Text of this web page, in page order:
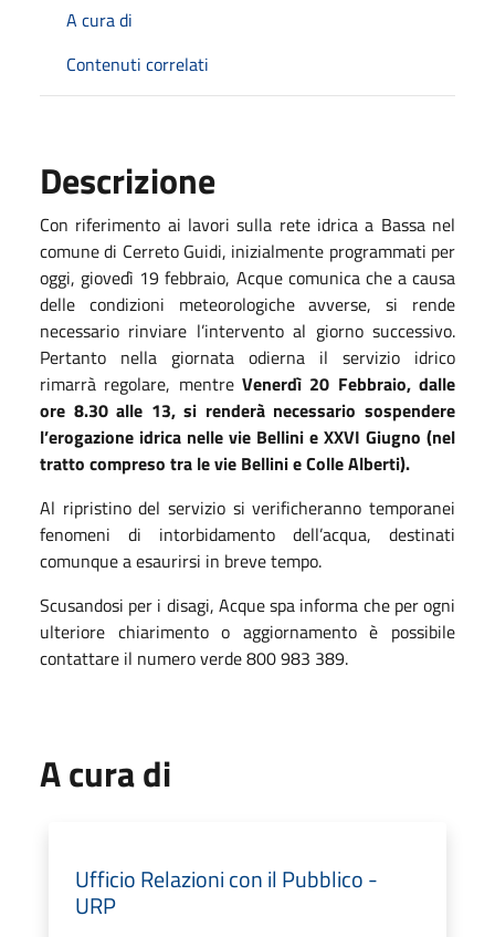
A cura di
Contenuti correlati
Descrizione
Con riferimento ai lavori sulla rete idrica a Bassa nel
comune di Cerreto Guidi, inizialmente programmati per
oggi, giovedì 19 febbraio, Acque comunica che a causa
delle condizioni meteorologiche avverse, si rende
necessario rinviare l’intervento al giorno successivo.
Pertanto nella giornata odierna il servizio idrico
rimarrà regolare, mentre Venerdì 20 Febbraio, dalle
ore 8.30 alle 13, si renderà necessario sospendere
l’erogazione idrica nelle vie Bellini e XXVI Giugno (nel
tratto compreso tra le vie Bellini e Colle Alberti).
Al ripristino del servizio si verificheranno temporanei
fenomeni di intorbidamento dell’acqua, destinati
comunque a esaurirsi in breve tempo.
Scusandosi per i disagi, Acque spa informa che per ogni
ulteriore chiarimento o aggiornamento è possibile
contattare il numero verde 800 983 389.
A cura di
Ufficio Relazioni con il Pubblico -
URP